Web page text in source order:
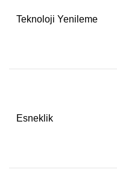
Teknoloji Yenileme
Esneklik